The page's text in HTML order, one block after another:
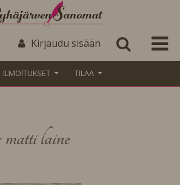
Kirjaudu sisään
ILMOITUKSET TILAA
laine